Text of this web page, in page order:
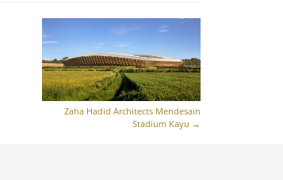
Zaha Hadid Architects Mendesain
Stadium Kayu →